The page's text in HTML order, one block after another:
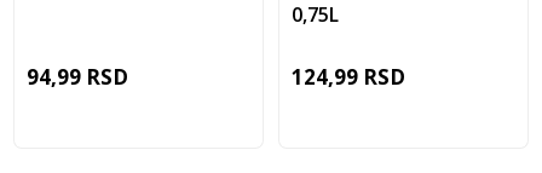
94,99 RSD
0,75L
124,99 RSD